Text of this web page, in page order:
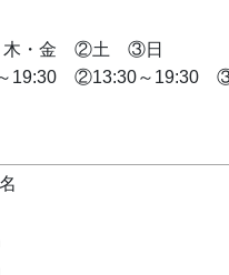
・金　②土　③日
19:30　②13:30～19:30　